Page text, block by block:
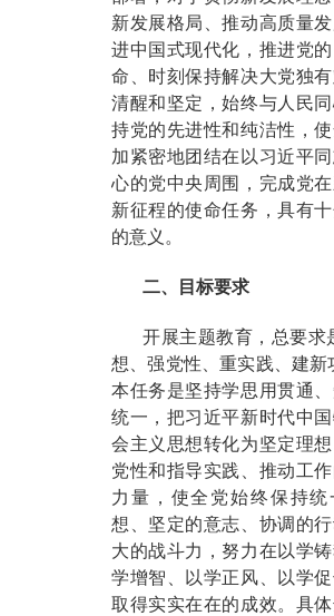
新发展格局、推动高质量
进中国式现代化，推进党
命、时刻保持解决大党独
清醒和坚定，始终与人民
持党的先进性和纯洁性，
加紧密地团结在以习近平
心的党中央周围，完成党
新征程的使命任务，具有
的意义。
二、目标要求
开展主题教育，总要求
想、强党性、重实践、建新
本任务是坚持学思用贯通
统一，把习近平新时代中
会主义思想转化为坚定理
党性和指导实践、推动工
力量，使全党始终保持统
想、坚定的意志、协调的
大的战斗力，努力在以学
学增智、以学正风、以学
取得实实在在的成效。具